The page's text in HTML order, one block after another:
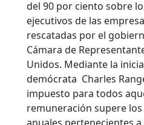
del 90 por ciento sobre
ejecutivos de las
rescatadas por el
Cámara de
Unidos. Mediante la
demócrata Charles
impuesto para todos
remuneración supere